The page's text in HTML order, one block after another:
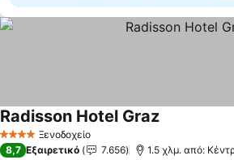
4 ΑστέριαΞενοδοχείο
Radisson Hotel GrazΕμφάνιση
8,7 Εξαιρετικό 7.656 1.5 χλμ. από: